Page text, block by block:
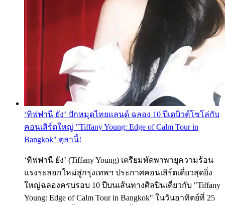
‘ทิฟฟานี ยัง’ ปักหมุดไทยแลนด์ ฉลอง 10 ปีเดบิวต์โซโล่กับ
คอนเสิร์ตใหญ่ "Tiffany Young: Edge of Calm Tour in
Bangkok" ตุลานี้!
‘ทิฟฟานี ยัง’ (Tiffany Young) เตรียมพัดพาพายุความร้อน
แรงระลอกใหม่สู่กรุงเทพฯ ประกาศคอนเสิร์ตเดี่ยวสุดยิ่ง
ใหญ่ฉลองครบรอบ 10 ปีบนเส้นทางศิลปินเดี่ยวกับ "Tiffany
Young: Edge of Calm Tour in Bangkok" ในวันอาทิตย์ที่ 25